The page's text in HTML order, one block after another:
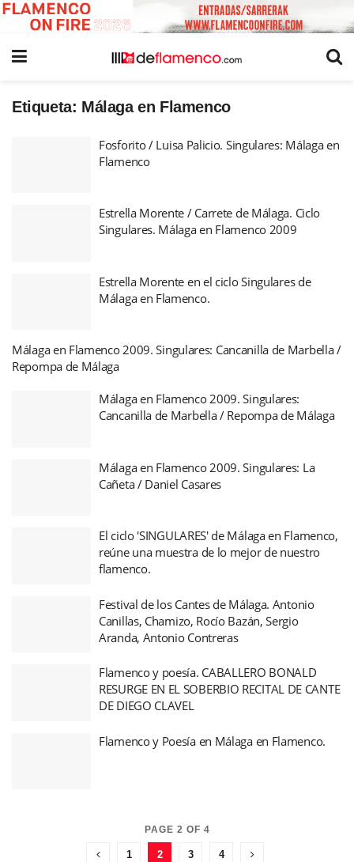
Etiqueta: Málaga en Flamenco
Fosforito / Luisa Palicio. Singulares: Málaga en
Flamenco
Estrella Morente / Carrete de Málaga. Ciclo
Singulares. Málaga en Flamenco 2009
Estrella Morente en el ciclo Singulares de
Málaga en Flamenco.
Málaga en Flamenco 2009. Singulares: Cancanilla de Marbella /
Repompa de Málaga
Málaga en Flamenco 2009. Singulares:
Cancanilla de Marbella / Repompa de Málaga
Málaga en Flamenco 2009. Singulares: La
Cañeta / Daniel Casares
El ciclo 'SINGULARES' de Málaga en Flamenco,
reúne una muestra de lo mejor de nuestro
flamenco.
Festival de los Cantes de Málaga. Antonio
Canillas, Chamizo, Rocío Bazán, Sergio
Aranda, Antonio Contreras
Flamenco y poesía. CABALLERO BONALD
RESURGE EN EL SOBERBIO RECITAL DE CANTE
DE DIEGO CLAVEL
Flamenco y Poesía en Málaga en Flamenco.
PAGE 2 OF 4
1 2 3 4